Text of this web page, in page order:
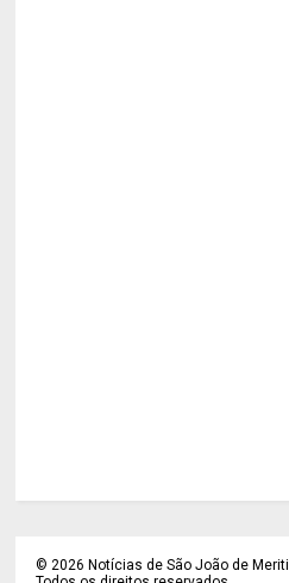
©2026 Notícias de São João de Meriti